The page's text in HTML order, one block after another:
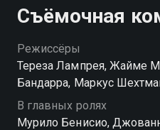
можете совершенно
качестве на Смотрёшке
Съёмочная
Режиссёры
Тереза Лампрея, Жайме
Бандарра, Маркус
В главных ролях
Мурило Бенисио,